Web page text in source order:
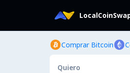
Comprar Bitcoin
Quiero